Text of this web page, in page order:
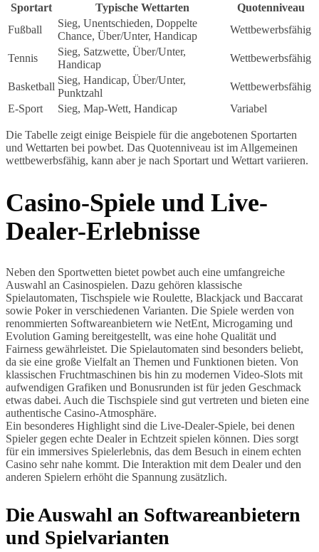
Sportart Typische Wettarten
Quotenniveau
Fußball
Sieg, Unentschieden, Doppelte
Chance, Über/Unter, Handicap
Wettbewerbsfähig
Tennis
Sieg, Satzwette, Über/Unter,
Handicap
Wettbewerbsfähig
Basketball
Sieg, Handicap, Über/Unter,
Punktzahl
Wettbewerbsfähig
E-Sport
Sieg, Map-Wett, Handicap Variabel
Die Tabelle zeigt einige Beispiele für die angebotenen Sportarten
und Wettarten bei powbet. Das Quotenniveau ist im Allgemeinen
wettbewerbsfähig, kann aber je nach Sportart und Wettart variieren.
Casino-Spiele und Live-
Dealer-Erlebnisse
Neben den Sportwetten bietet powbet auch eine umfangreiche
Auswahl an Casinospielen. Dazu gehören klassische
Spielautomaten, Tischspiele wie Roulette, Blackjack und Baccarat
sowie Poker in verschiedenen Varianten. Die Spiele werden von
renommierten Softwareanbietern wie NetEnt, Microgaming und
Evolution Gaming bereitgestellt, was eine hohe Qualität und
Fairness gewährleistet. Die Spielautomaten sind besonders beliebt,
da sie eine große Vielfalt an Themen und Funktionen bieten. Von
klassischen Fruchtmaschinen bis hin zu modernen Video-Slots mit
aufwendigen Grafiken und Bonusrunden ist für jeden Geschmack
etwas dabei. Auch die Tischspiele sind gut vertreten und bieten eine
authentische Casino-Atmosphäre.
Ein besonderes Highlight sind die Live-Dealer-Spiele, bei denen
Spieler gegen echte Dealer in Echtzeit spielen können. Dies sorgt
für ein immersives Spielerlebnis, das dem Besuch in einem echten
Casino sehr nahe kommt. Die Interaktion mit dem Dealer und den
anderen Spielern erhöht die Spannung zusätzlich.
Die Auswahl an Softwareanbietern
und Spielvarianten